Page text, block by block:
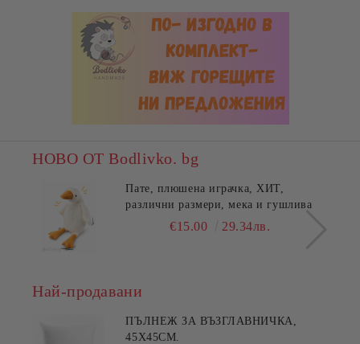
НОВО ОТ Bodlivko. bg
Пате, плюшена играчка, ХИТ,
различни размери, мека и гушлива
€15.00 29.34лв.
Най-продавани
ПЪЛНЕЖ ЗА ВЪЗГЛАВНИЧКА,
45X45СМ.